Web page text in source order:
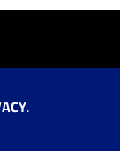
.